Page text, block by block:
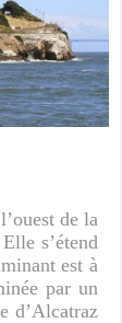
de la
s’étend
est à
par un
d’Alcatraz